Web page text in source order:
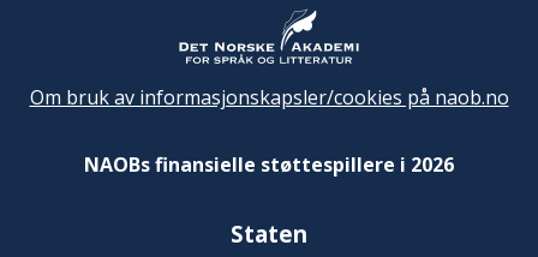
Om bruk av informasjonskapsler/cookies på naob.no
NAOBs finansielle støttespillere i 2026
Staten